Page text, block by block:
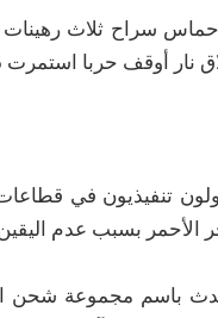
15 شهرا وألحقت الكثير من الدمار بالقطاع وأحدثت تحولات كبيرة بالشرق الأوسط.
تنفيذيون في قطاعات
الأحمر بسبب عدم
باسم مجموعة شحن